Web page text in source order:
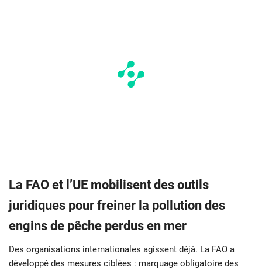
La FAO et l’UE mobilisent des outils
juridiques pour freiner la pollution des
engins de pêche perdus en mer
Des organisations internationales agissent déjà. La FAO a
développé des mesures ciblées : marquage obligatoire des